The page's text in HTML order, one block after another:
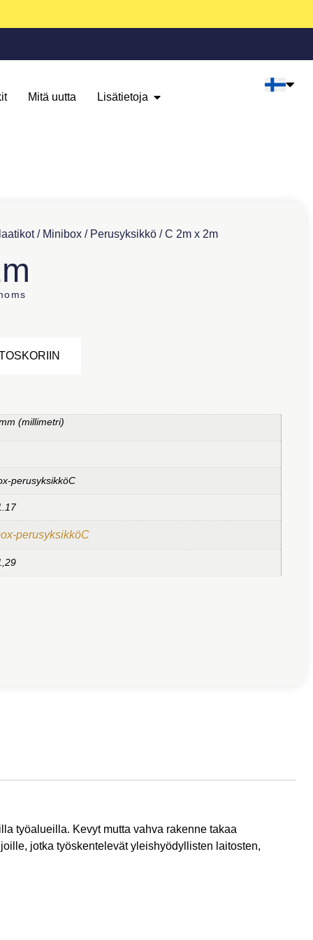
Mitä uutta Lisätietoja
/ Minibox / Perusyksikkö / C 2m x 2m
(millimetri)
perusyksikköC
perusyksikköC
työalueilla. Kevyt mutta vahva rakenne takaa
jotka työskentelevät yleishyödyllisten laitosten,